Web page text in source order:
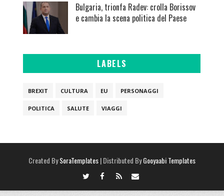
Bulgaria, trionfa Radev: crolla Borissov
e cambia la scena politica del Paese
LABELS
BREXIT CULTURA EU PERSONAGGI
POLITICA SALUTE VIAGGI
Created BySoraTemplates| Distributed ByGooyaabi Templates